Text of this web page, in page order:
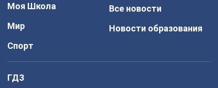
Моя Школа
Мир
Спорт
Все новости
Новости образования
ГДЗ